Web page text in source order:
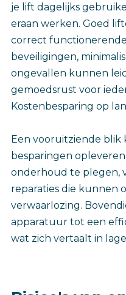
je lift dagelijks
eraan werken. Goed
correct
beveiligingen,
ongevallen kunnen
gemoedsrust voor
Kostenbesparing op
Een vooruitziende blik
besparingen
onderhoud te plegen,
reparaties die kunnen
verwaarlozing.
apparatuur tot een
wat zich vertaalt in